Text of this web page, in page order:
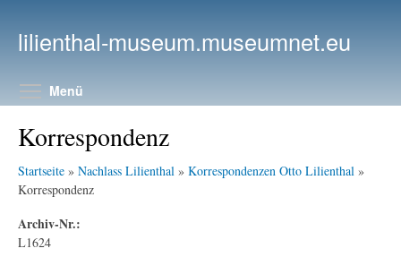
lilienthal-museum.museumnet.eu
Menü
Korrespondenz
Startseite » Nachlass Lilienthal » Korrespondenzen Otto Lilienthal »
Korrespondenz
Archiv-Nr.:
L1624